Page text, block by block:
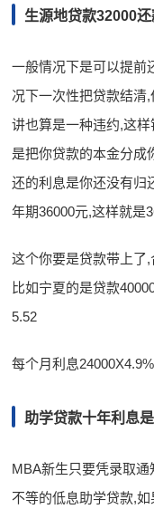
生源地贷款32000
一般情况下是可以提前
况下一次性把贷款结清
讲也算是一种违约,这
是把你贷款的本金分成
还的利息是你还没有归
年期36000元,这样就是
这个你要是贷款带上了
比如宁夏的是贷款
5.52
每个月利息
助学贷款十年利息
MBA新生只要凭录取
不等的低息助学贷款,